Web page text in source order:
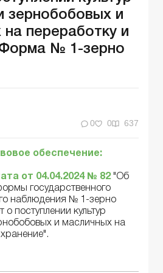
зернобобовых и
переработку и
№ 1-зерно
0 0 637
обеспечение:
от 04.04.2024 № 82"Об
государственного
наблюдения № 1-зерно
о поступлении культур
и масличных на